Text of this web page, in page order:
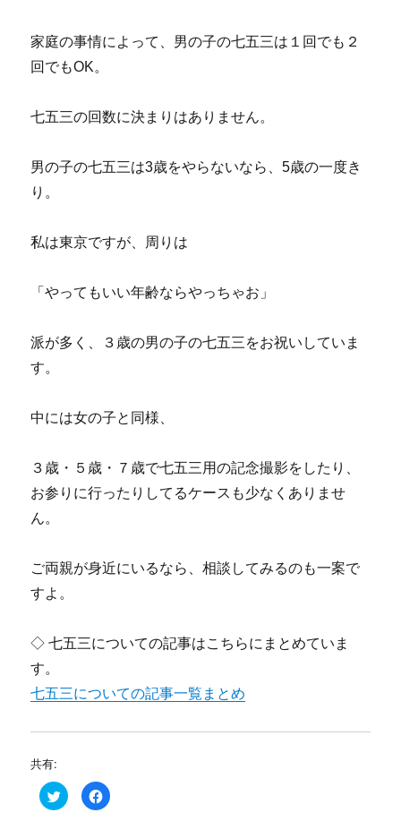
家庭の事情によって、男の子の七五三は１回でも２
回でもOK。
七五三の回数に決まりはありません。
男の子の七五三は3歳をやらないなら、5歳の一度き
り。
私は東京ですが、周りは
「やってもいい年齢ならやっちゃお」
派が多く、３歳の男の子の七五三をお祝いしていま
す。
中には女の子と同様、
３歳・５歳・７歳で七五三用の記念撮影をしたり、
お参りに行ったりしてるケースも少なくありませ
ん。
ご両親が身近にいるなら、相談してみるのも一案で
すよ。
◇ 七五三についての記事はこちらにまとめていま
す。
七五三についての記事一覧まとめ
共有:
ク
リ
F
a